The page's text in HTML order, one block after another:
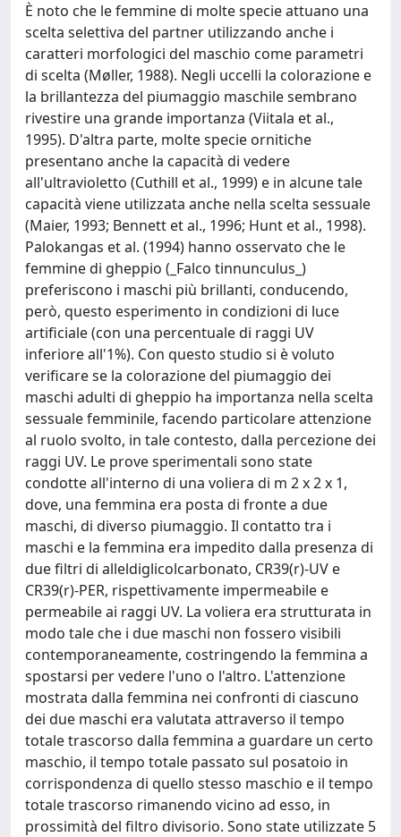
È noto che le femmine di molte specie attuano una
scelta selettiva del partner utilizzando anche i
caratteri morfologici del maschio come parametri
di scelta (Møller, 1988). Negli uccelli la colorazione e
la brillantezza del piumaggio maschile sembrano
rivestire una grande importanza (Viitala et al.,
1995). D'altra parte, molte specie ornitiche
presentano anche la capacità di vedere
all'ultravioletto (Cuthill et al., 1999) e in alcune tale
capacità viene utilizzata anche nella scelta sessuale
(Maier, 1993; Bennett et al., 1996; Hunt et al., 1998).
Palokangas et al. (1994) hanno osservato che le
femmine di gheppio (_Falco tinnunculus_)
preferiscono i maschi più brillanti, conducendo,
però, questo esperimento in condizioni di luce
artificiale (con una percentuale di raggi UV
inferiore all'1%). Con questo studio si è voluto
verificare se la colorazione del piumaggio dei
maschi adulti di gheppio ha importanza nella scelta
sessuale femminile, facendo particolare attenzione
al ruolo svolto, in tale contesto, dalla percezione dei
raggi UV. Le prove sperimentali sono state
condotte all'interno di una voliera di m 2 x 2 x 1,
dove, una femmina era posta di fronte a due
maschi, di diverso piumaggio. Il contatto tra i
maschi e la femmina era impedito dalla presenza di
due filtri di alleldiglicolcarbonato, CR39(r)-UV e
CR39(r)-PER, rispettivamente impermeabile e
permeabile ai raggi UV. La voliera era strutturata in
modo tale che i due maschi non fossero visibili
contemporaneamente, costringendo la femmina a
spostarsi per vedere l'uno o l'altro. L'attenzione
mostrata dalla femmina nei confronti di ciascuno
dei due maschi era valutata attraverso il tempo
totale trascorso dalla femmina a guardare un certo
maschio, il tempo totale passato sul posatoio in
corrispondenza di quello stesso maschio e il tempo
totale trascorso rimanendo vicino ad esso, in
prossimità del filtro divisorio. Sono state utilizzate 5